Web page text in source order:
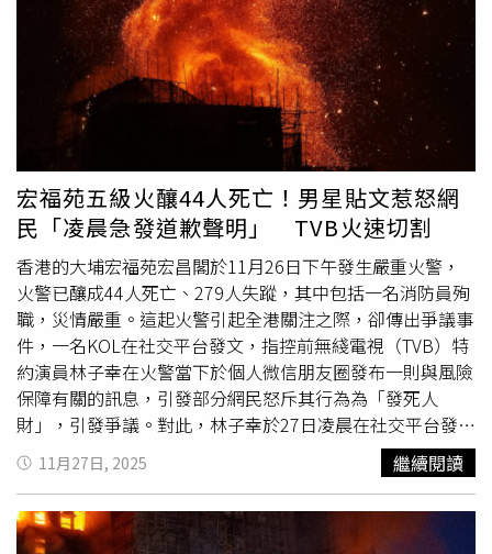
出一至五輛消防車；一輛泵車、一輛旋轉台鋼梯車／梯台
車、一輛油壓升降台、一輛細搶救車／大搶救車及一輛緊急
輔助醫療救護車，俗稱「四紅一白」，聯同24名消防員前往
火警現場。大部分火災均屬於這個級別。現場的指揮人員為
消防隊長或高級消防隊長。二級火警：假如火警現場是人流
較多的地點，例如醫院、老人院、鐵路車站、機場、酒店；
危險地點如油站、危險品倉庫、發電站等，或遠離水源的地
方，消防處則會即時列作二級火處理。消防員會特別警惕，
以控制出現混亂的情況，通常會出動5條消防喉及5至15輛
消防車，消防員增至50人。三級火警：當消防隊到達現場
後，消防現場指揮官會視察情況。如果發現現場冒出大量濃
煙，或者有多人被困，首批到場消防員未能有效地控制火
勢，火警有蔓延趨勢，便可能需要把火警升級至三級火警。
消防局會增派消防車及消防員到場，通常會出動15至20輛
消防車（當中包括兩輛油壓升降台，三輛泵車、兩輛細搶救
車／大搶救車、兩輛旋轉台鋼梯車／梯台車、以及流動指揮
車、呼吸器供應車及呼吸器櫃、照明車、喉車、後備重型泵
車，同時會出動特種救援隊，亦即拯救車及大搶救車）、逾
100名消防員及5至10條消防喉增援。現場的指揮人員為高
級消防區長和消防區長。四級火警：當火警現場的形勢變得
宏福苑五級火釀44人死亡！男星貼文惹怒網
民「凌晨急發道歉聲明」 TVB火速切割
香港的大埔宏福苑宏昌閣於11月26日下午發生嚴重火警，
火警已釀成44人死亡、279人失蹤，其中包括一名消防員殉
職，災情嚴重。這起火警引起全港關注之際，卻傳出爭議事
件，一名KOL在社交平台發文，指控前無綫電視（TVB）特
約演員林子幸在火警當下於個人微信朋友圈發布一則與風險
保障有關的訊息，引發部分網民怒斥其行為為「發死人
財」，引發爭議。對此，林子幸於27日凌晨在社交平台發表
〈道歉聲明啟示及釐清誤會〉，作出解釋與致歉，而TVB也
於11月27日凌晨火速發表聲明澄清，強調林子幸並非其公
司藝人。大埔宏福苑五級火警現場，火勢一度迅速蔓延至多
幢大廈，引發社會關注。（圖／達志／美聯社）根據《香港
11月27日, 2025 繼續閱讀